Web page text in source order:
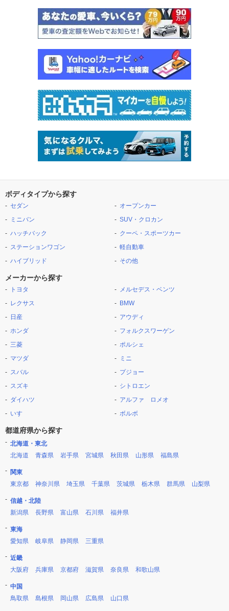
ボディタイプから探す
セダン
ミニバン
ハッチバック
ステーションワゴン
ハイブリッド
オープンカー
SUV・クロカン
クーペ・スポーツカー
軽自動車
その他
メーカーから探す
トヨタ
レクサス
日産
ホンダ
三菱
マツダ
スバル
スズキ
ダイハツ
いすゞ
メルセデス・ベンツ
BMW
アウディ
フォルクスワーゲン
ポルシェ
ミニ
プジョー
シトロエン
アルファ ロメオ
ボルボ
都道府県から探す
北海道・東北
北海道
青森県 岩手県 宮城県 秋田県 山形県 福島県
関東
東京都
神奈川県 埼玉県 千葉県 茨城県 栃木県 群馬県 山梨県
信越・北陸
新潟県
長野県 富山県 石川県 福井県
東海
愛知県
岐阜県 静岡県 三重県
近畿
大阪府
兵庫県 京都府 滋賀県 奈良県 和歌山県
中国
鳥取県
島根県 岡山県 広島県 山口県